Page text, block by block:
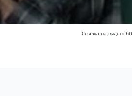
Ссылка на видео: